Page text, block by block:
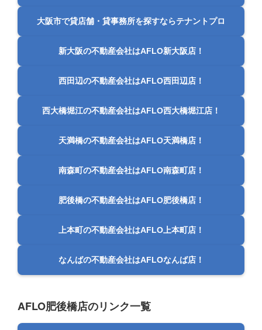
大阪市で貸店舗・貸事務所を探すならテナントプロ
新大阪の不動産会社はAFLO新大阪店！
西田辺の不動産会社はAFLO西田辺店！
西大橋堀江の不動産会社はAFLO西大橋堀江店！
天満橋の不動産会社はAFLO天満橋店！
南森町の不動産会社はAFLO南森町店！
肥後橋の不動産会社はAFLO肥後橋店！
上本町の不動産会社はAFLO上本町店！
なんばの不動産会社はAFLOなんば店！
AFLO肥後橋店のリンク一覧